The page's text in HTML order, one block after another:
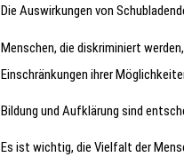
Die Auswirkungen von
Menschen, die diskriminiert
Einschränkungen ihrer
Bildung und Aufklärung sind
Es ist wichtig, die Vielfalt der